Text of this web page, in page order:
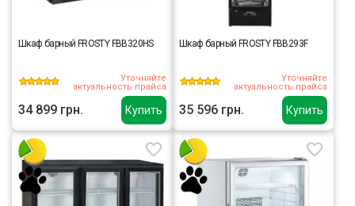
Купить
Шкаф барный FROSTY FBB320HS
Уточняйте
актуальность прайса
34 899 грн. Купить
Шкаф барный FROSTY FBB293F
Уточняйте
актуальность прайса
35 596 грн.